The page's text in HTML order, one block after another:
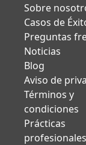
Sobre
Casos de
Preguntas
Noticias
Blog
Aviso de
Términos y
condiciones
Prácticas
profesionales